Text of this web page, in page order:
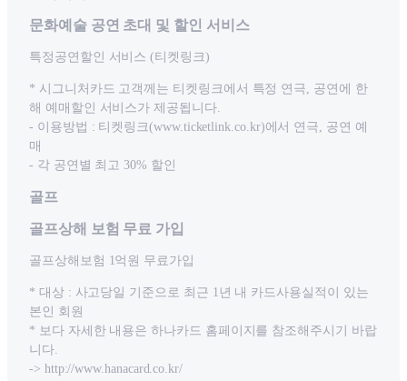
문화예술 공연 초대 및 할인 서비스
특정공연할인 서비스 (티켓링크)
* 시그니처카드 고객께는 티켓링크에서 특정 연극, 공연에 한
해 예매할인 서비스가 제공됩니다.
- 이용방법 : 티켓링크(www.ticketlink.co.kr)에서 연극, 공연 예
매
- 각 공연별 최고 30% 할인
골프
골프상해 보험 무료 가입
골프상해보험 1억원 무료가입
* 대상 : 사고당일 기준으로 최근 1년 내 카드사용실적이 있는
본인 회원
* 보다 자세한 내용은 하나카드 홈페이지를 참조해주시기 바랍
니다.
-> http://www.hanacard.co.kr/